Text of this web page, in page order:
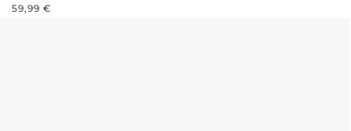
PREZZO NORMALE:
59,99 €